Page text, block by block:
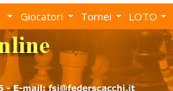
Giocatori Tornei LOTO